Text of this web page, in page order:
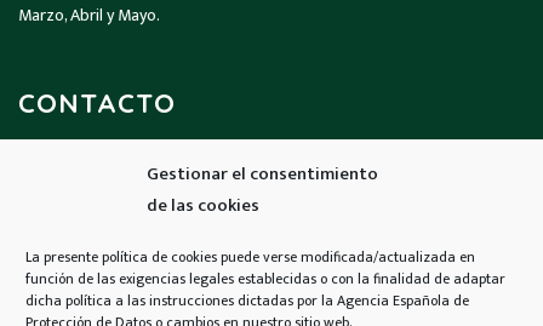
Gestionar el consentimiento
de las cookies
La presente política de cookies puede verse modificada/actualizada en
función de las exigencias legales establecidas o con la finalidad de adaptar
dicha política a las instrucciones dictadas por la Agencia Española de
Marzo, Abril y Mayo.
CONTACTO
Email